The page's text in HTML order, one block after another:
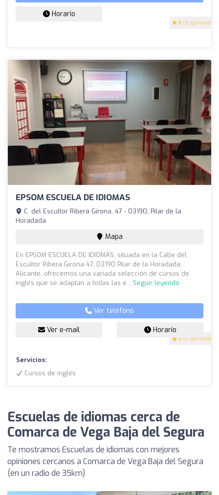
5 (5 opiniones)
Horario
EPSOM ESCUELA DE IDIOMAS
5 (5 opiniones)
C. del Escultor Ribera Girona, 47 - 03190, Pilar de la
Horadada
Mapa
En EPSOM ESCUELA DE IDIOMAS, situada en la Calle del
Escultor Ribera Girona 47, 03190 Pilar de la Horadada,
Alicante, ofrecemos una variada selección de cursos de
inglés que se adaptan a todas las e... Seguir leyendo
Ver teléfono
Ver e-mail Horario
Servicios:
Cursos de inglés
Escuelas de idiomas cerca de
Comarca de Vega Baja del Segura
Te mostramos Escuelas de idiomas con mejores
opiniones cercanos a Comarca de Vega Baja del Segura
(en un radio de 35km)